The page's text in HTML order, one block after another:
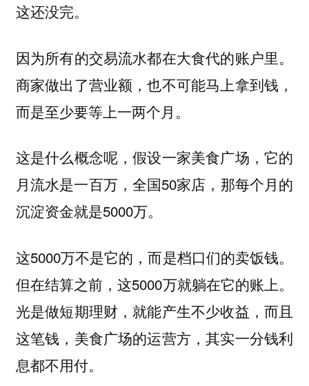
这还没完。
因为所有的交易流水都在大食代的账户里。
商家做出了营业额，也不可能马上拿到钱，
而是至少要等上一两个月。
这是什么概念呢，假设一家美食广场，它的
月流水是一百万，全国50家店，那每个月的
沉淀资金就是5000万。
这5000万不是它的，而是档口们的卖饭钱。
但在结算之前，这5000万就躺在它的账上。
光是做短期理财，就能产生不少收益，而且
这笔钱，美食广场的运营方，其实一分钱利
息都不用付。